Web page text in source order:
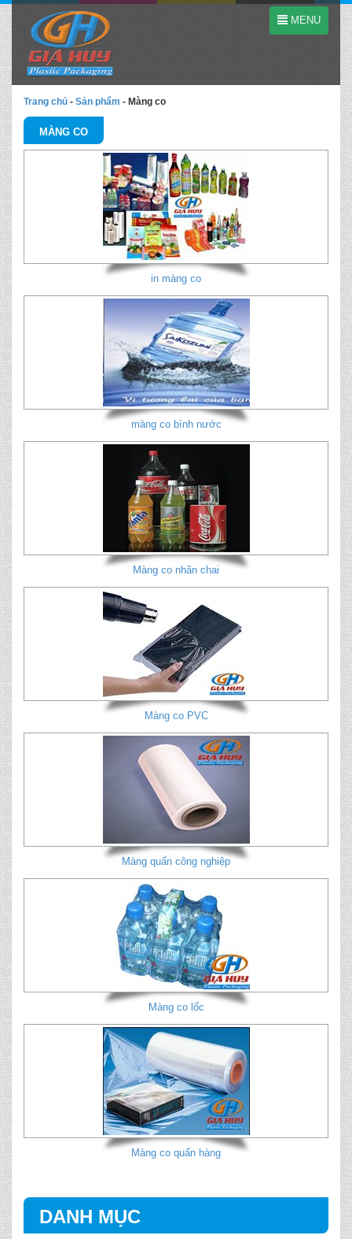
MENU
DANH MỤC
Trang chủ - Sản phẩm - Màng co
MÀNG CO
in màng co
màng co bình nước
Màng co nhãn chai
Màng co PVC
Màng quấn công nghiệp
Màng co lốc
Màng co quấn hàng